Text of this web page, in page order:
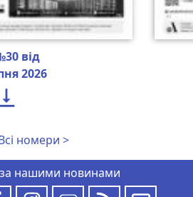
від
2026

номери >
за нашими новинами